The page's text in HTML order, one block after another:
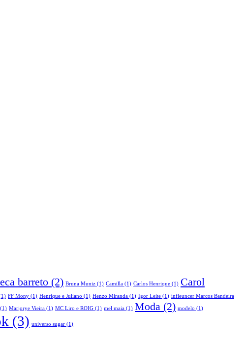
barreto (2) Bruna Muniz (1) Camilla (1) Carlos Henrique (1) Carol
FF Mony (1) Henrique e Juliano (1) Henzo Miranda (1) Igor Leite (1) infleuncer Marcos Bandeira
(1) Marjorye Vieira (1) MC Liro e ROIG (1) mel maia (1) Moda (2) modelo (1)
(3) universo sugar (1)